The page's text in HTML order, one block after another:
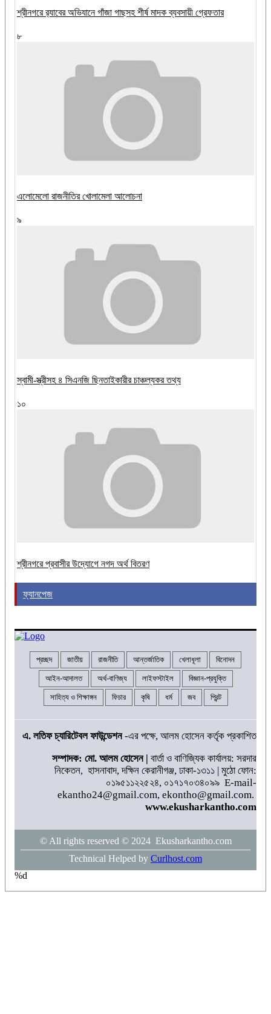
শ্রীনগরে র‌্যাবের অভিযানে গাঁজা গাছসহ শীর্ষ মাদক ব্যবসায়ী গ্রেফতার
৮
এলোমেলো রাজনীতির খোলামেলা আলোচনা
৯
স্বামী-স্ত্রীসহ ৪ সিএনজি ছিনতাইকারীর চাঞ্চল্যকর তথ্য
১০
শ্রীনগরে প্রবাসীর উদ্যোগে নগদ অর্থ বিতরণ
ফ্যানপেজ
প্রচ্ছদ জাতীয় রাজনীতি আন্তর্জাতিক খেলাধূলা বিনোদন
আইন-আদালত অর্থ-বাণিজ্য লাইফস্টাইল বিজ্ঞান-প্রযুক্তি
সাহিত্য ও শিক্ষাঙ্গন ফিচার কৃষি ধর্ম জব প্রিন্ট
এ. লতিফ চ্যারিটেবল ফাউন্ডেশন-এর পক্ষে, আলম হোসেন কর্তৃক প্রকাশিত
সম্পাদক: মো. আলম হোসেন | বার্তা ও বাণিজ্যিক কার্যালয়: সরদার
নিকেতন, হাসনাবাদ, দক্ষিন কেরানীগঞ্জ, ঢাকা-১৩১১ | মুঠো ফোন:
০১৯৫১১২২৫২৪, ০১৭১৭০৩৪০৯৯ E-mail-
ekantho24@gmail.com, ekontho@gmail.com.
www.ekusharkantho.com
© All rights reserved © 2024 Ekusharkantho.com
Technical Helped by Curlhost.com
%d